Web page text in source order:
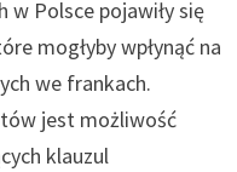
w Polsce pojawiły się
mogłyby wpłynąć na
we frankach.
jest możliwość
klauzul